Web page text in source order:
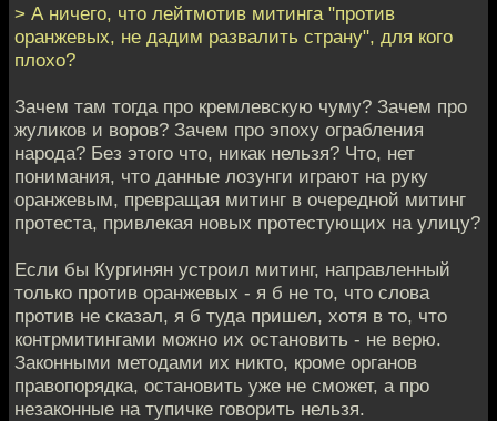
> А ничего, что лейтмотив митинга "против
оранжевых, не дадим развалить страну", для кого
плохо?
Зачем там тогда про кремлевскую чуму? Зачем про
жуликов и воров? Зачем про эпоху ограбления
народа? Без этого что, никак нельзя? Что, нет
понимания, что данные лозунги играют на руку
оранжевым, превращая митинг в очередной митинг
протеста, привлекая новых протестующих на улицу?
Если бы Кургинян устроил митинг, направленный
только против оранжевых - я б не то, что слова
против не сказал, я б туда пришел, хотя в то, что
контрмитингами можно их остановить - не верю.
Законными методами их никто, кроме органов
правопорядка, остановить уже не сможет, а про
незаконные на тупичке говорить нельзя.